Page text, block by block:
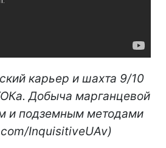
карьер и шахта 9/10
Добыча марганцевой
и подземным методами
InquisitiveUAv)